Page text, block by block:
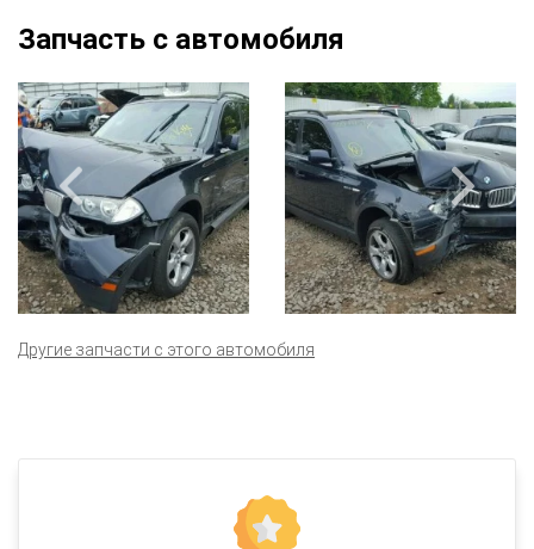
Запчасть с автомобиля
Другие запчасти с этого автомобиля